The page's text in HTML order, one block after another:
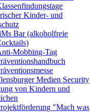
Kinder- und
Bar (alkoholfreie
Mobbing-Tag
Medien Security
von Kindern und
"Mach was